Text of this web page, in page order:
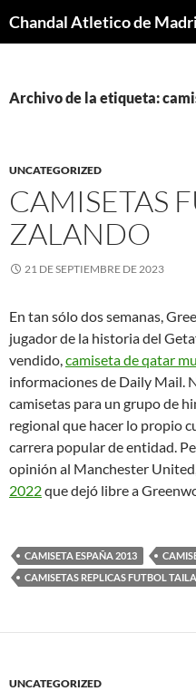
Archivo de la etiqueta:
UNCATEGORIZED
CAMISETAS
ZALANDO
21 DE SEPTIEMBRE DE 2023
En tan sólo dos semanas,
jugador de la historia del
vendido,camiseta de qatar
informaciones de Daily Mail.
camisetas para un grupo de
regional que hacer lo propio
carrera popular de entidad.
opinión al Manchester
2022que dejó libre a
CAMISETA ESPAÑA 2013
CAMISETAS REPLICAS FUTBOL
UNCATEGORIZED